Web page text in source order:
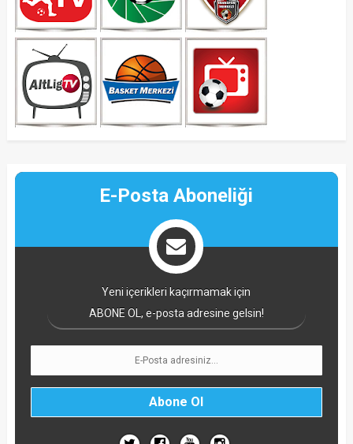
E-Posta Aboneliği
Yeni içerikleri kaçırmamak için
ABONE OL, e-posta adresine gelsin!